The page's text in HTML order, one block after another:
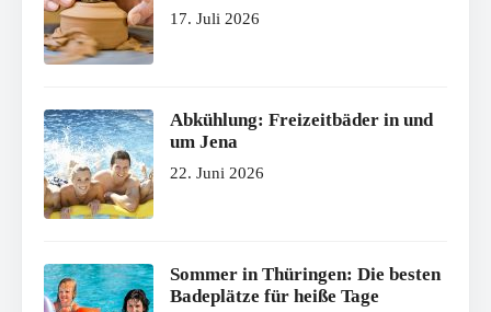
17. Juli 2026
Abkühlung: Freizeitbäder in und
um Jena
22. Juni 2026
Sommer in Thüringen: Die besten
Badeplätze für heiße Tage